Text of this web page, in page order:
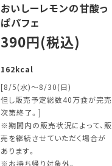
おいしーレモンの甘酸っ
ぱパフェ
390円(税込)
162kcal
[8/5(水)～8/30(日)
但し販売予定総数40万食が完売
次第終了。]
※期間内の販売状況によって、販
売を継続させていただく場合が
あります。
※お持ち帰り対象外。